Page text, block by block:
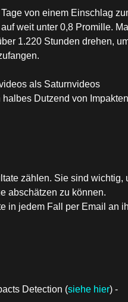
von einem Einschlag
weit unter 0,8 Promille.
1.220 Stunden drehen,
als Saturnvideos
Dutzend von Impakten
zählen. Sie sind wichtig,
abschätzen zu können.
in jedem Fall per Emailan
Detection (siehe hier) -